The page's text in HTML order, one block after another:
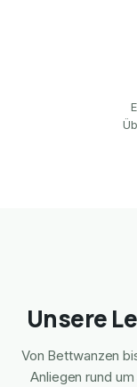
Unsere
Von Bettwanzen
Anliegen rund